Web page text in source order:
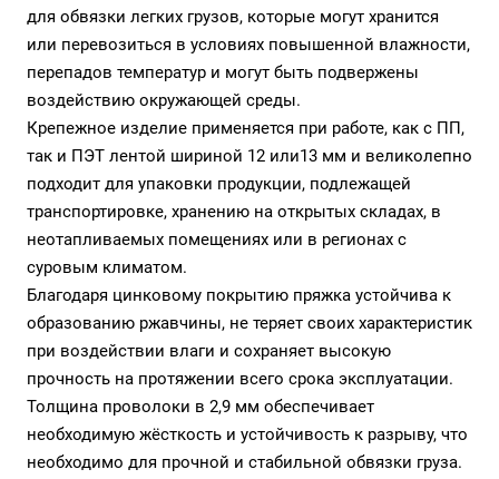
для обвязки легких грузов, которые могут хранится
или перевозиться в условиях повышенной влажности,
перепадов температур и могут быть подвержены
воздействию окружающей среды.
Крепежное изделие применяется при работе, как с ПП,
так и ПЭТ лентой шириной 12 или13 мм и великолепно
подходит для упаковки продукции, подлежащей
транспортировке, хранению на открытых складах, в
неотапливаемых помещениях или в регионах с
суровым климатом.
Благодаря цинковому покрытию пряжка устойчива к
образованию ржавчины, не теряет своих характеристик
при воздействии влаги и сохраняет высокую
прочность на протяжении всего срока эксплуатации.
Толщина проволоки в 2,9 мм обеспечивает
необходимую жёсткость и устойчивость к разрыву, что
необходимо для прочной и стабильной обвязки груза.